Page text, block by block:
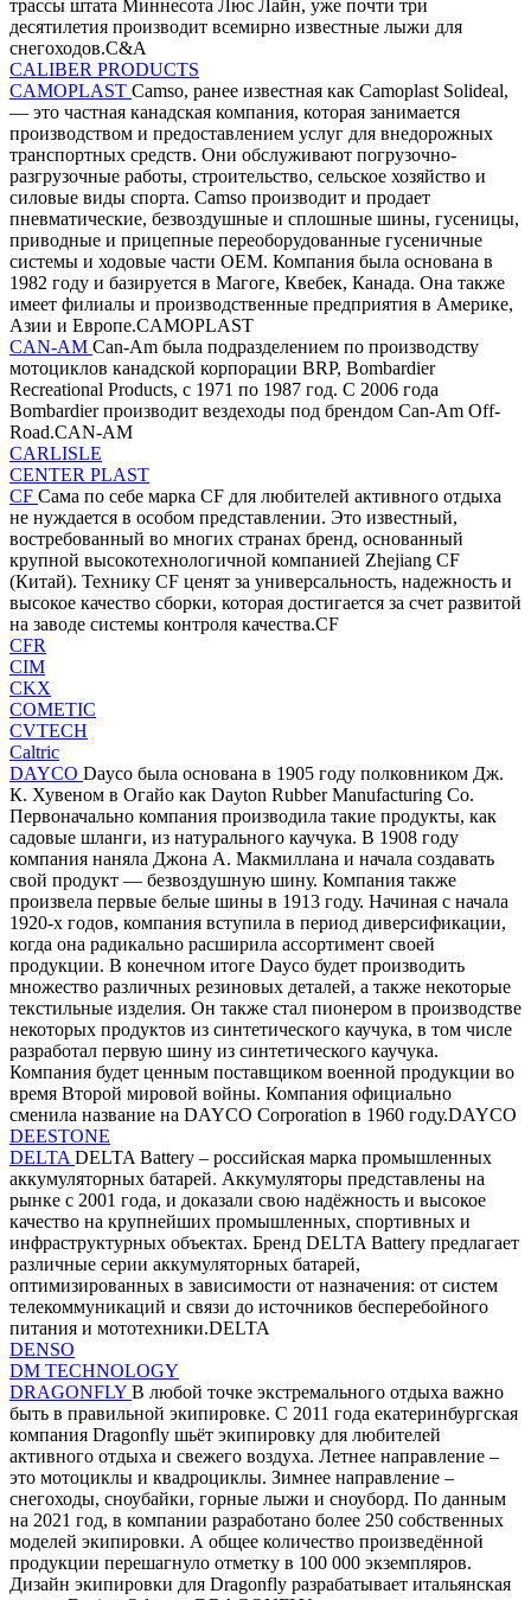
трассы штата Миннесота Люс Лайн, уже почти три
десятилетия производит всемирно известные лыжи для
снегоходов.C&A
CALIBER PRODUCTS
CAMOPLAST Camso, ранее известная как Camoplast Solideal,
— это частная канадская компания, которая занимается
производством и предоставлением услуг для внедорожных
транспортных средств. Они обслуживают погрузочно-
разгрузочные работы, строительство, сельское хозяйство и
силовые виды спорта. Camso производит и продает
пневматические, безвоздушные и сплошные шины, гусеницы,
приводные и прицепные переоборудованные гусеничные
системы и ходовые части OEM. Компания была основана в
1982 году и базируется в Магоге, Квебек, Канада. Она также
имеет филиалы и производственные предприятия в Америке,
Азии и Европе.CAMOPLAST
CAN-AM Can-Am была подразделением по производству
мотоциклов канадской корпорации BRP, Bombardier
Recreational Products, с 1971 по 1987 год. С 2006 года
Bombardier производит вездеходы под брендом Can-Am Off-
Road.CAN-AM
CARLISLE
CENTER PLAST
CF Сама по себе марка CF для любителей активного отдыха
не нуждается в особом представлении. Это известный,
востребованный во многих странах бренд, основанный
крупной высокотехнологичной компанией Zhejiang CF
(Китай). Технику CF ценят за универсальность, надежность и
высокое качество сборки, которая достигается за счет развитой
на заводе системы контроля качества.CF
CFR
CIM
CKX
COMETIC
CVTECH
Caltric
DAYCO Dayco была основана в 1905 году полковником Дж.
К. Хувеном в Огайо как Dayton Rubber Manufacturing Co.
Первоначально компания производила такие продукты, как
садовые шланги, из натурального каучука. В 1908 году
компания наняла Джона А. Макмиллана и начала создавать
свой продукт — безвоздушную шину. Компания также
произвела первые белые шины в 1913 году. Начиная с начала
1920-х годов, компания вступила в период диверсификации,
когда она радикально расширила ассортимент своей
продукции. В конечном итоге Dayco будет производить
множество различных резиновых деталей, а также некоторые
текстильные изделия. Он также стал пионером в производстве
некоторых продуктов из синтетического каучука, в том числе
разработал первую шину из синтетического каучука.
Компания будет ценным поставщиком военной продукции во
время Второй мировой войны. Компания официально
сменила название на DAYCO Corporation в 1960 году.DAYCO
DEESTONE
DELTA DELTA Battery – российская марка промышленных
аккумуляторных батарей. Аккумуляторы представлены на
рынке с 2001 года, и доказали свою надёжность и высокое
качество на крупнейших промышленных, спортивных и
инфраструктурных объектах. Бренд DELTA Battery предлагает
различные серии аккумуляторных батарей,
оптимизированных в зависимости от назначения: от систем
телекоммуникаций и связи до источников бесперебойного
питания и мототехники.DELTA
DENSO
DM TECHNOLOGY
DRAGONFLY В любой точке экстремального отдыха важно
быть в правильной экипировке. С 2011 года екатеринбургская
компания Dragonfly шьёт экипировку для любителей
активного отдыха и свежего воздуха. Летнее направление –
это мотоциклы и квадроциклы. Зимнее направление –
снегоходы, сноубайки, горные лыжи и сноуборд. По данным
на 2021 год, в компании разработано более 250 собственных
моделей экипировки. А общее количество произведённой
продукции перешагнуло отметку в 100 000 экземпляров.
Дизайн экипировки для Dragonfly разрабатывает итальянская